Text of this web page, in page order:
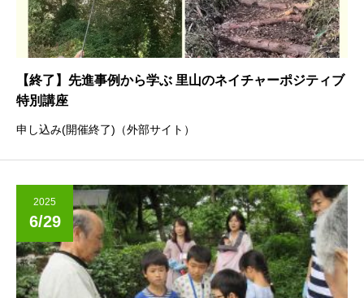
【終了】先進事例から学ぶ 里山のネイチャーポジティブ
特別講座
申し込み(開催終了)（外部サイト）
2025
6/29